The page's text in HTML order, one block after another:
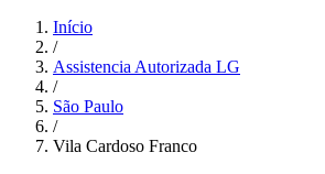
Início
/
Assistencia Autorizada LG
/
São Paulo
/
Vila Cardoso Franco